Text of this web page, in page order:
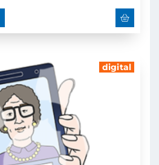
digital